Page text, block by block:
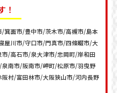
！
箕面市/豊中市/茨木市/高槻市/島本
屋川市/守口市/門真市/四條畷市/大
/高石市/泉大津市/忠岡町/岸和田
南市/阪南市/岬町/松原市/羽曳野
村/富田林市/大阪狭山市/河内長野